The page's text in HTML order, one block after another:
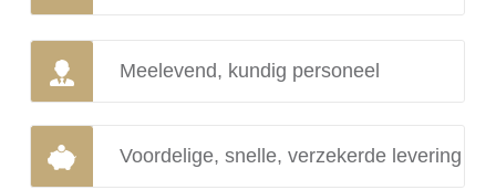
Meelevend, kundig personeel
Voordelige, snelle, verzekerde levering